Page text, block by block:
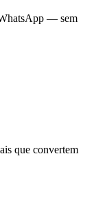
— sem
que convertem